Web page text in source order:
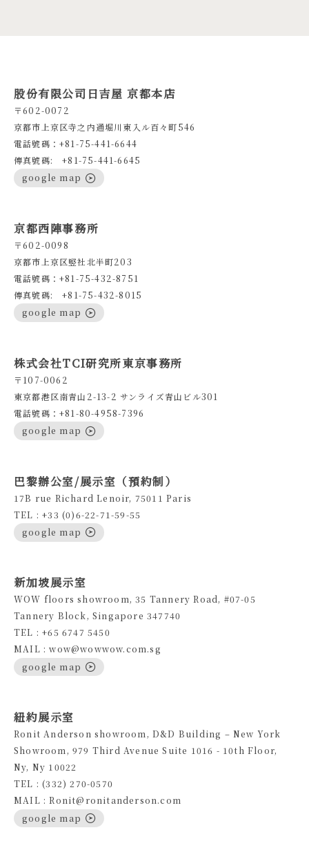
股份有限公司日吉屋 京都本店
〒602-0072
京都市上京区寺之内通堀川東入ル百々町546
電話號碼：+81-75-441-6644
傳真號碼: +81-75-441-6645
google map
京都西陣事務所
〒602-0098
京都市上京区竪社北半町203
電話號碼：+81-75-432-8751
傳真號碼: +81-75-432-8015
google map
株式会社TCI研究所東京事務所
〒107-0062
東京都港区南青山2-13-2 サンライズ青山ビル301
電話號碼：+81-80-4958-7396
google map
巴黎辦公室/展示室（預約制）
17B rue Richard Lenoir, 75011 Paris
TEL : +33 (0)6-22-71-59-55
google map
新加坡展示室
WOW floors showroom, 35 Tannery Road, #07-05
Tannery Block, Singapore 347740
TEL : +65 6747 5450
MAIL : wow@wowwow.com.sg
google map
紐約展示室
Ronit Anderson showroom, D&D Building – New York
Showroom, 979 Third Avenue Suite 1016 - 10th Floor,
Ny, Ny 10022
TEL : (332) 270-0570
MAIL : Ronit@ronitanderson.com
google map